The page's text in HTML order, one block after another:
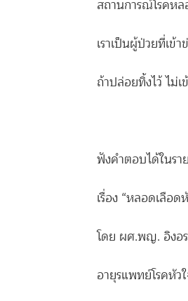
สถานการณ์โรคหล
เราเป็นผู้ป่วยที่เข้
ถ้าปล่อยทิ้งไว้ ไม่เ
ฟังคำตอบได้ในรา
เรื่อง “หลอดเลือ
โดย ผศ.พญ. อิงอ
อายุรแพทย์โรคหัว